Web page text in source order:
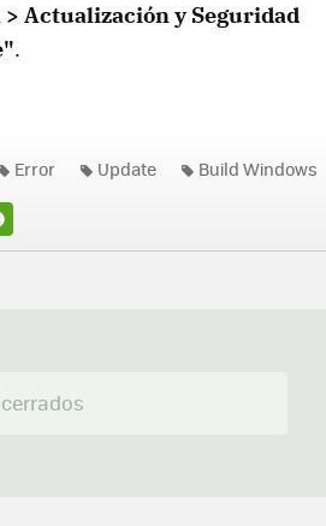
Actualización y Seguridad
.
Error Update Build Windows